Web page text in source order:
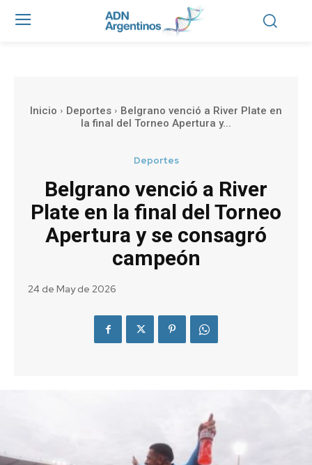
Inicio Deportes
Belgrano venció a River Plate en
la final del Torneo Apertura y...
Deportes
Belgrano venció a River
Plate en la final del Torneo
Apertura y se consagró
campeón
24 de May de 2026